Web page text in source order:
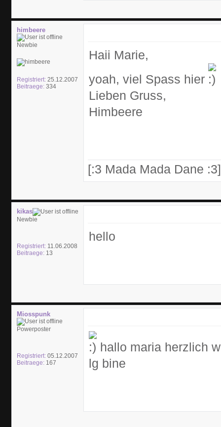
himbeere
Newbie
Registriert: 25.12.2007
Beitraege: 334
Haii Marie,
yoah, viel Spass hier
Lieben Gruss,
Himbeere
[:3 Mada Mada Dane :3]
kikas
Newbie
Registriert: 11.06.2008
Beitraege: 13
hello
Miosspunk
Powerposter
Registriert: 05.12.2007
Beitraege: 167
hallo maria herzlich
lg bine